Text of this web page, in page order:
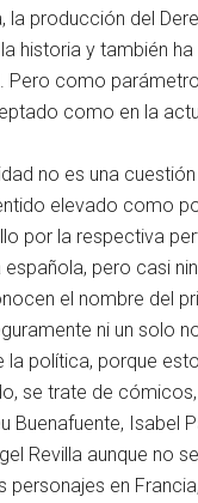
la producción del
historia y también
Pero como
como en la
no es una
elevado como
por la respectiva
pero casi
el nombre del
ni un
la política, porque
se trate de
Buenafuente, Isabel
Revilla aunque no
personajes en